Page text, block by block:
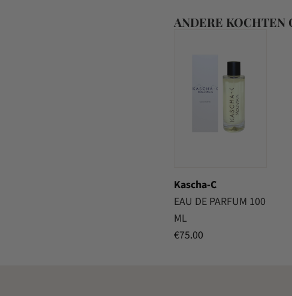
ANDERE KOCHTEN
Kascha-C
EAU DE PARFUM 100
ML
€75.00